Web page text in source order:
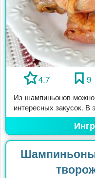
4.7 9
Из шампиньонов можно
интересных закусок. В